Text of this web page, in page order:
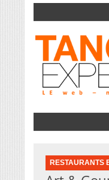
RESTAURANTS